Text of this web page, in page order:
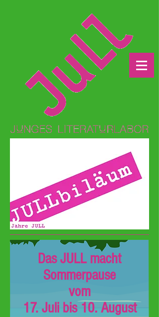
Das JULL macht
Sommerpause
vom
17. Juli bis 10. August